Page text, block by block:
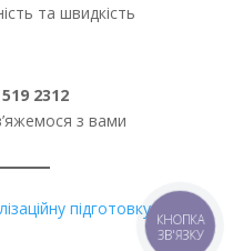
та швидкість
2312
з вами
підготовку та
КНОПКА
ЗВ'ЯЗКУ